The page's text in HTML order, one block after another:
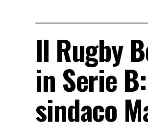
Il Rugby
in Serie
sindaco